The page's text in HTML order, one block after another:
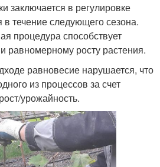
заключается в регулировке
течение следующего сезона.
процедура способствует
равномерному росту растения.
равновесие нарушается, что
из процессов за счет
урожайность.